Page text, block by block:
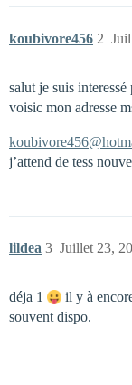
koubivore456 2
salut je suis
voisic mon adresse
j’attend de tess
lildea Juillet 23,
3
déja 1
il y à
souvent dispo.